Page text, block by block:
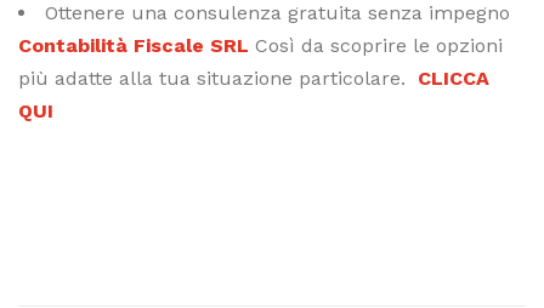
Ottenere una consulenza gratuita senza impegno
Contabilità Fiscale SRL Così da scoprire le opzioni
più adatte alla tua situazione particolare. CLICCA
QUI